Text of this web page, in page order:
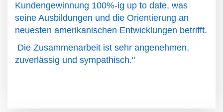
Kundengewinnung 100%-ig up to date, was
seine Ausbildungen und die Orientierung an
neuesten amerikanischen Entwicklungen betrifft.
Die Zusammenarbeit ist sehr angenehmen,
zuverlässig und sympathisch."